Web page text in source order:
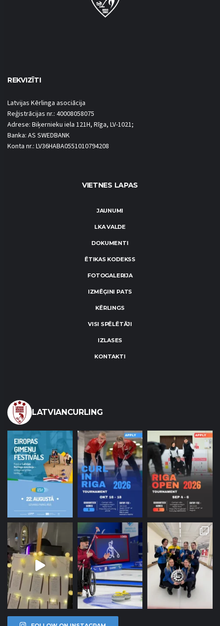
REKVIZĪTI
Latvijas Kērlinga asociācija
Reģistrācijas nr.: 40008058075
Adrese: Biķernieku iela 121H, Rīga, LV-1021;
Banka: AS SWEDBANK
Konta nr.: LV36HABA0551010794208
VIETNES LAPAS
JAUNUMI
LKA VALDE
DOKUMENTI
ĒTIKAS KODEKSS
FOTOGALERIJA
IZMĒĢINI PATS
KĒRLINGS
VISI SPĒLĒTĀJI
IZLASES
KONTAKTI
LATVIANCURLING